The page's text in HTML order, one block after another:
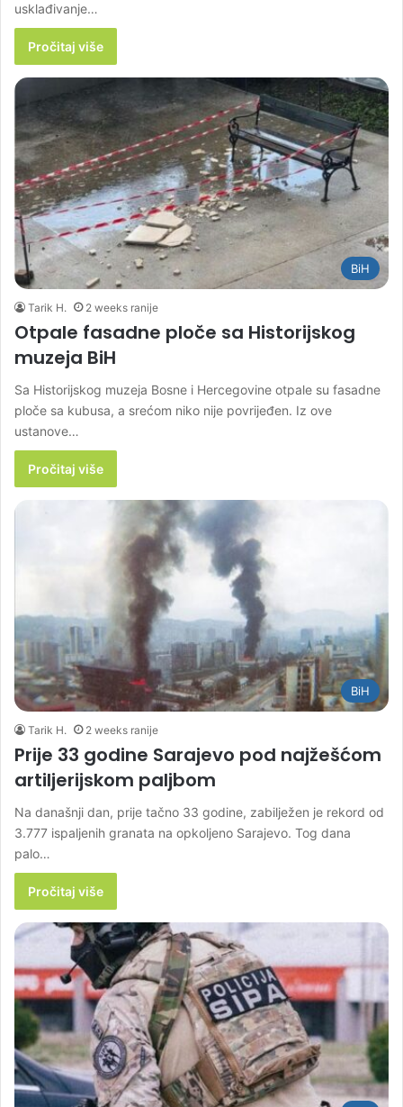
usklađivanje…
Pročitaj više
BiH
Tarik H. 2 weeks ranije
Otpale fasadne ploče sa Historijskog
muzeja BiH
Sa Historijskog muzeja Bosne i Hercegovine otpale su fasadne
ploče sa kubusa, a srećom niko nije povrijeđen. Iz ove
ustanove…
Pročitaj više
BiH
Tarik H. 2 weeks ranije
Prije 33 godine Sarajevo pod najžešćom
artiljerijskom paljbom
Na današnji dan, prije tačno 33 godine, zabilježen je rekord od
3.777 ispaljenih granata na opkoljeno Sarajevo. Tog dana
palo…
Pročitaj više